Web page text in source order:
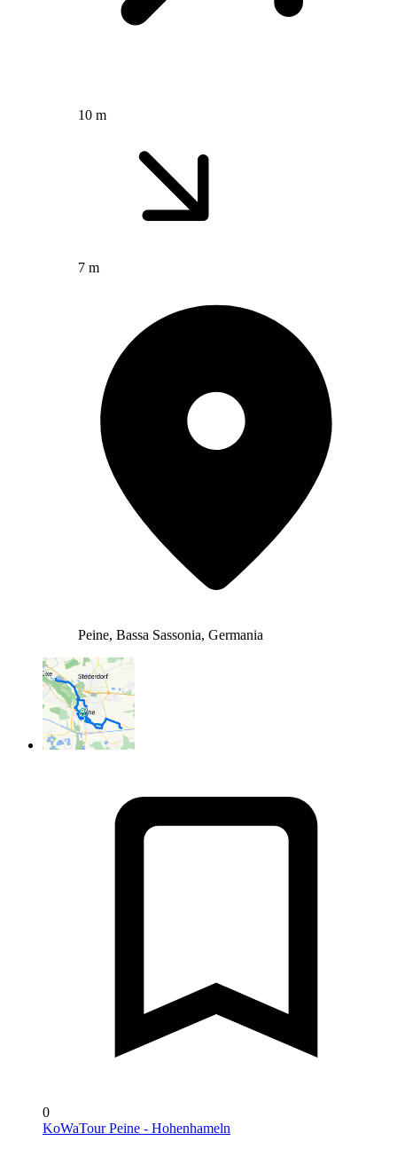
10 m
7 m
Peine, Bassa Sassonia, Germania
0
KoWaTour Peine - Hohenhameln